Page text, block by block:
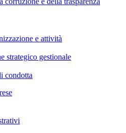
e attività
strategico gestionale
condotta